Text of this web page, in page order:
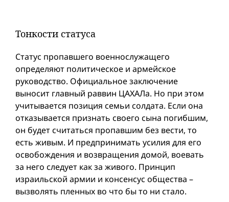
Тонкости статуса
Статус пропавшего военнослужащего
определяют политическое и армейское
руководство. Официальное заключение
выносит главный раввин ЦАХАЛа. Но при этом
учитывается позиция семьи солдата. Если она
отказывается признать своего сына погибшим,
он будет считаться пропавшим без вести, то
есть живым. И предпринимать усилия для его
освобождения и возвращения домой, воевать
за него следует как за живого. Принцип
израильской армии и консенсус общества –
вызволять пленных во что бы то ни стало.